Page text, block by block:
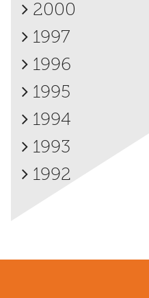
2000
1997
1996
1995
1994
1993
1992